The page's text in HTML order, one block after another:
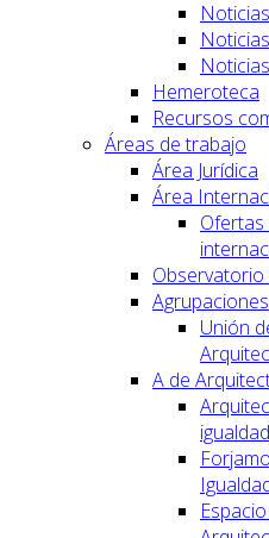
Hemeroteca
Recursos
Áreas de trabajo
Área Jurídica
Área
Observatorio
Agrupaciones
Unión
A de
igualdad